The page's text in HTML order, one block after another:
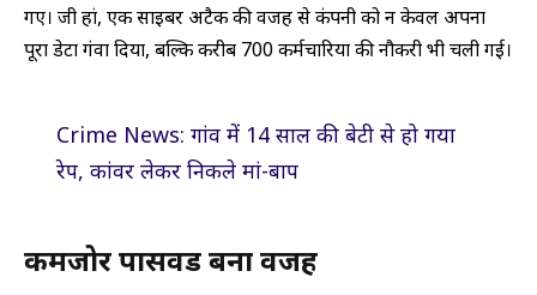
गए। जी हां, एक साइबर अटैक की वजह से कंपनी को न केवल अपना
पूरा डेटा गंवा दिया, बल्कि करीब 700 कर्मचारियों की नौकरी भी चली गई।
Crime News: गांव में 14 साल की बेटी से हो गया
रेप, कांवर लेकर निकले मां-बाप
कमजोर पासवर्ड बना वजह